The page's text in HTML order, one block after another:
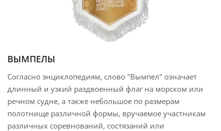
ВЫМПЕЛЫ
Согласно энциклопедиям, слово "Вымпел" означает
длинный и узкий раздвоенный флаг на морском или
речном судне, а также небольшое по размерам
полотнище различной формы, вручаемое участникам
различных соревнований, состязаний или